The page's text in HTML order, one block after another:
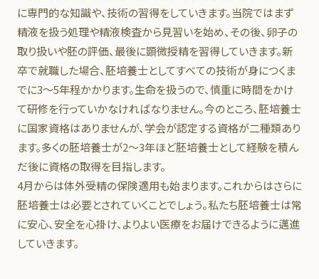
に専門的な知識や、技術の習得をしていきます。当院ではまず
精液を扱う処理や精液検査から見習いを始め、その後、卵子の
取り扱いや胚の評価、最後に顕微授精を習得していきます。新
卒で就職した場合、胚培養士としてすべての技術が身につくま
でに3～5年程かかります。生命を扱うので、慎重に時間をかけ
て研修を行っていかなければなりません。今のところ、胚培養士
に国家資格はありませんが、学会が認定する資格が二種類あり
ます。多くの胚培養士が2～3年ほど胚培養士として経験を積ん
だ後に資格の取得を目指します。
4月からは体外受精の保険適用も始まります。これからはさらに
胚培養士は必要とされていくことでしょう。私たち胚培養士は常
に安心、安全を心掛け、よりよい医療をお届けできるように邁進
していきます。